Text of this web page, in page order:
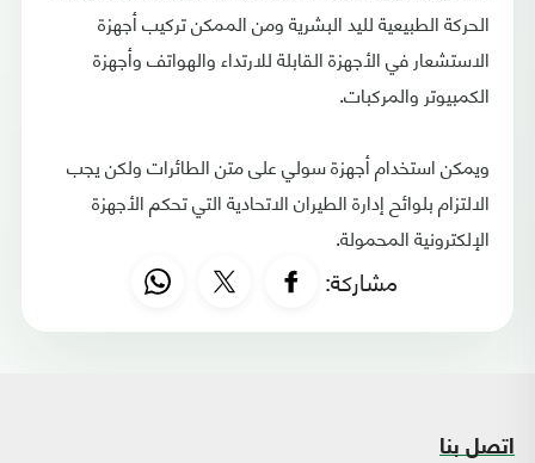
الحركة الطبيعية لليد البشرية ومن الممكن تركيب أجهزة
الاستشعار في الأجهزة القابلة للارتداء والهواتف وأجهزة
الكمبيوتر والمركبات.
ويمكن استخدام أجهزة سولي على متن الطائرات ولكن يجب
الالتزام بلوائح إدارة الطيران الاتحادية التي تحكم الأجهزة
الإلكترونية المحمولة.
مشاركة:
اتصل بنا